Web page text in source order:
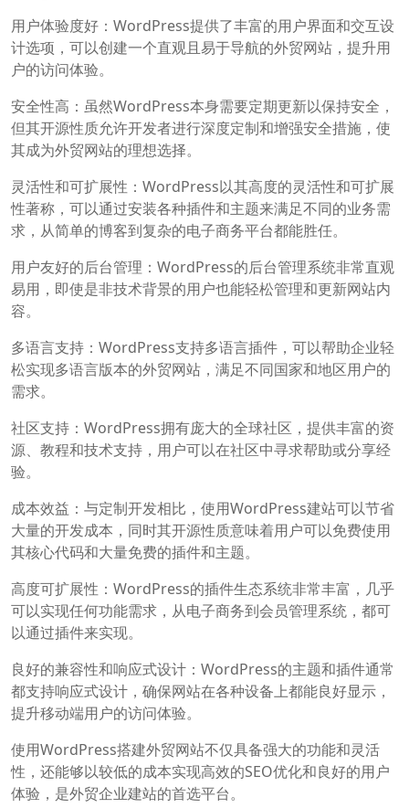
用户体验度好：WordPress提供了丰富的用户界面和交互设
计选项，可以创建一个直观且易于导航的外贸网站，提升用
户的访问体验。
安全性高：虽然WordPress本身需要定期更新以保持安全，
但其开源性质允许开发者进行深度定制和增强安全措施，使
其成为外贸网站的理想选择。
灵活性和可扩展性：WordPress以其高度的灵活性和可扩展
性著称，可以通过安装各种插件和主题来满足不同的业务需
求，从简单的博客到复杂的电子商务平台都能胜任。
用户友好的后台管理：WordPress的后台管理系统非常直观
易用，即使是非技术背景的用户也能轻松管理和更新网站内
容。
多语言支持：WordPress支持多语言插件，可以帮助企业轻
松实现多语言版本的外贸网站，满足不同国家和地区用户的
需求。
社区支持：WordPress拥有庞大的全球社区，提供丰富的资
源、教程和技术支持，用户可以在社区中寻求帮助或分享经
验。
成本效益：与定制开发相比，使用WordPress建站可以节省
大量的开发成本，同时其开源性质意味着用户可以免费使用
其核心代码和大量免费的插件和主题。
高度可扩展性：WordPress的插件生态系统非常丰富，几乎
可以实现任何功能需求，从电子商务到会员管理系统，都可
以通过插件来实现。
良好的兼容性和响应式设计：WordPress的主题和插件通常
都支持响应式设计，确保网站在各种设备上都能良好显示，
提升移动端用户的访问体验。
使用WordPress搭建外贸网站不仅具备强大的功能和灵活
性，还能够以较低的成本实现高效的SEO优化和良好的用户
体验，是外贸企业建站的首选平台。